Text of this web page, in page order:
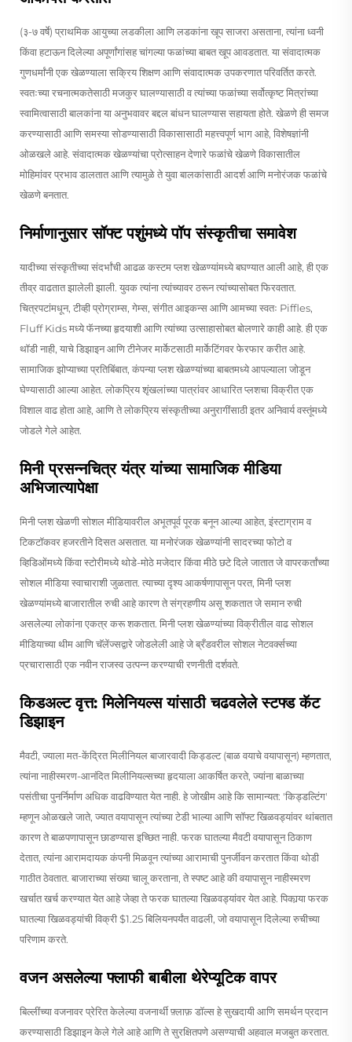
(३-७ वर्षे) प्राथमिक आयुच्या लडकीला आणि लडकांना खूप साजरा असताना, त्यांना ध्वनी
किंवा हटाऊन दिलेल्या अपूर्णांगांसह चांगल्या फळांच्या बाबत खूप आवडतात. या संवादात्मक
गुणधर्मांनी एक खेळण्याला सक्रिय शिक्षण आणि संवादात्मक उपकरणात परिवर्तित करते.
स्वतःच्या रचनात्मकतेसाठी मजकुर घालण्यासाठी व त्यांच्या फळांच्या सर्वोत्कृष्ट मित्रांच्या
स्वामित्वासाठी बालकांना या अनुभवावर बद्दल बांधन घालण्यास सहायता होते. खेळणे ही समज
करण्यासाठी आणि समस्या सोडण्यासाठी विकासासाठी महत्त्वपूर्ण भाग आहे, विशेषज्ञांनी
ओळखले आहे. संवादात्मक खेळण्यांचा प्रोत्साहन देणारे फळांचे खेळणे विकासातील
मोहिमांवर प्रभाव डालतात आणि त्यामुळे ते युवा बालकांसाठी आदर्श आणि मनोरंजक फळांचे
खेळणे बनतात.
निर्माणानुसार सॉफ्ट पशुंमध्ये पॉप संस्कृतीचा समावेश
यादीच्या संस्कृतीच्या संदर्भांची आढळ कस्टम प्लश खेळण्यांमध्ये बघण्यात आली आहे, ही एक
तीव्र वाढतात झालेली झाली. युवक त्यांना त्यांच्यावर ठरून त्यांच्यासोबत फिरवतात.
चित्रपटांमधून, टीव्ही प्रोग्राम्स, गेम्स, संगीत आइकन्स आणि आमच्या स्वतः Piffles,
Fluff Kids मध्ये फॅनच्या हृदयाशी आणि त्यांच्या उत्साहासोबत बोलणारे काही आहे. ही एक
थॉडी नाही, याचे डिझाइन आणि टीनेजर मार्केटसाठी मार्केटिंगवर फेरफार करीत आहे.
सामाजिक झोप्याच्या प्रतिबिंबात, कंपन्या प्लश खेळण्यांच्या बाबतमध्ये आपल्याला जोडून
घेण्यासाठी आल्या आहेत. लोकप्रिय शृंखलांच्या पात्रांवर आधारित प्लशचा विक्रीत एक
विशाल वाढ होता आहे, आणि ते लोकप्रिय संस्कृतीच्या अनुरागींसाठी इतर अनिवार्य वस्तूंमध्ये
जोडले गेले आहेत.
मिनी प्रसन्नचित्र यंत्र यांच्या सामाजिक मीडिया
अभिजात्यापेक्षा
मिनी प्लश खेळणी सोशल मीडियावरील अभूतपूर्व पूरक बनून आल्या आहेत, इंस्टाग्राम व
टिकटॉकवर हजरतीने दिसत असतात. या मनोरंजक खेळण्यांनी सादरच्या फोटो व
व्हिडिओंमध्ये किंवा स्टोरीमध्ये थोडे-मोठे मजेदार किंवा मीठे छटे दिले जातात जे वापरकर्तांच्या
सोशल मीडिया स्वाचाराशी जुळतात. त्याच्या दृश्य आकर्षणापासून परत, मिनी प्लश
खेळण्यांमध्ये बाजारातील रुची आहे कारण ते संग्रहणीय असू शकतात जे समान रुची
असलेल्या लोकांना एकत्र करू शकतात. मिनी प्लश खेळण्यांच्या विक्रीतील वाढ सोशल
मीडियाच्या थीम आणि चॅलेंज्सद्वारे जोडलेली आहे जे ब्रँडवरील सोशल नेटवर्क्सच्या
प्रचारासाठी एक नवीन राजस्व उत्पन्न करण्याची रणनीती दर्शवते.
किडअल्ट वृत्त: मिलेनियल्स यांसाठी चढवलेले स्टफ्ड कॅट
डिझाइन
मैवटी, ज्याला मत-केंद्रित मिलीनियल बाजारवादी किड्डल्ट (बाळ वयाचे वयापासून) म्हणतात,
त्यांना नाहीस्मरण-आनंदित मिलीनियल्सच्या हृदयाला आकर्षित करते, ज्यांना बाळाच्या
पसंतीचा पुनर्निर्माण अधिक वाढविण्यात येत नाही. हे जोखीम आहे कि सामान्यत: 'किड्डल्टिंग'
म्हणून ओळखले जाते, ज्यात वयापासून त्यांच्या टेडी भाल्या आणि सॉफ्ट खिळवड्यांवर थांबतात
कारण ते बाळपणापासून छाडण्यास इच्छित नाही. फरक घातल्या मैवटी वयापासून ठिकाण
देतात, त्यांना आरामदायक कंपनी मिळवून त्यांच्या आरामाची पुनर्जीवन करतात किंवा थोडी
गाठीत ठेवतात. बाजाराच्या संख्या चालू करताना, ते स्पष्ट आहे की वयापासून नाहीस्मरण
खर्चात खर्च करण्यात येत आहे जेव्हा ते फरक घातल्या खिळवड्यांवर येत आहे. पिकार्‍या फरक
घातल्या खिळवड्यांची विक्री $1.25 बिलियनपर्यंत वाढली, जो वयापासून दिलेल्या रुचीच्या
परिणाम करते.
वजन असलेल्या फ्लाफी बाबीला थेरेप्यूटिक वापर
बिल्लींच्या वजनावर प्रेरित केलेल्या वजनार्थी फ़्लाफ़ डॉल्स हे सुखदायी आणि समर्थन प्रदान
करण्यासाठी डिझाइन केले गेले आहे आणि ते सुरक्षितपणे असण्याची अहवाल मजबुत करतात.